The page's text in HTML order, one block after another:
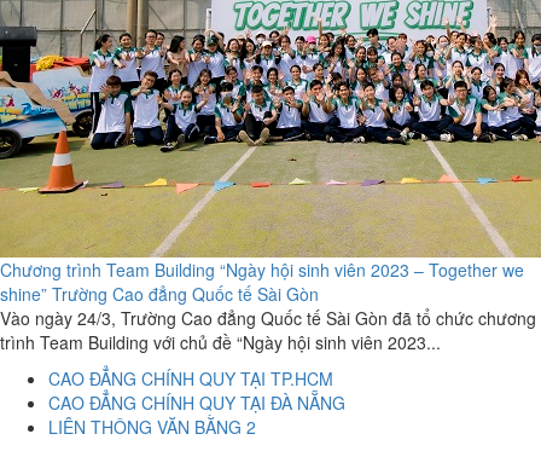
Chương trình Team Building “Ngày hội sinh viên 2023 – Together we
shine” Trường Cao đẳng Quốc tế Sài Gòn
Vào ngày 24/3, Trường Cao đẳng Quốc tế Sài Gòn đã tổ chức chương
trình Team Building với chủ đề “Ngày hội sinh viên 2023...
CAO ĐẲNG CHÍNH QUY TẠI TP.HCM
CAO ĐẲNG CHÍNH QUY TẠI ĐÀ NẴNG
LIÊN THÔNG VĂN BẰNG 2